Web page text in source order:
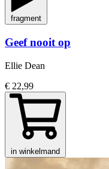
fragment
Geef nooit op
Ellie Dean
€ 22,99
in winkelmand